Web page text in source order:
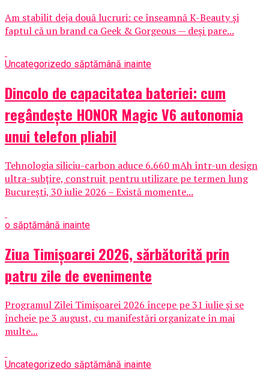
Am stabilit deja două lucruri: ce înseamnă K-Beauty și
faptul că un brand ca Geek & Gorgeous — deși pare...
Uncategorizedo săptămână inainte
Dincolo de capacitatea bateriei: cum
regândește HONOR Magic V6 autonomia
unui telefon pliabil
Tehnologia siliciu-carbon aduce 6.660 mAh într-un design
ultra-subțire, construit pentru utilizare pe termen lung
București, 30 iulie 2026 – Există momente...
o săptămână inainte
Ziua Timișoarei 2026, sărbătorită prin
patru zile de evenimente
Programul Zilei Timișoarei 2026 începe pe 31 iulie și se
încheie pe 3 august, cu manifestări organizate în mai
multe...
Uncategorizedo săptămână inainte